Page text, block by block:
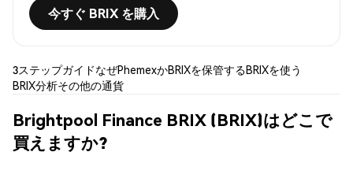
今すぐ BRIX を購入
3ステップガイドなぜPhemexかBRIXを保管するBRIXを使う
BRIX分析その他の通貨
Brightpool Finance BRIX (BRIX)はどこで
買えますか?